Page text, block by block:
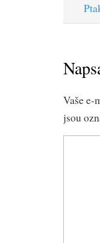
Vaše e-
jsou